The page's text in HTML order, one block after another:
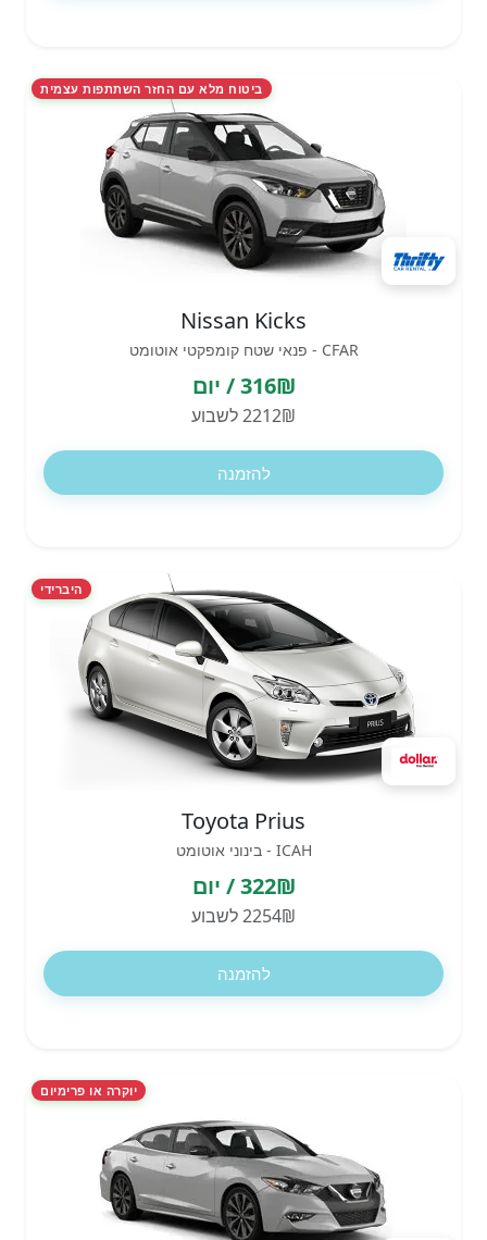
ביטוח מלא עם החזר השתתפות עצמית
Nissan Kicks
CFAR - פנאי שטח קומפקטי אוטומט
316₪ / יום
2212₪ לשבוע
להזמנה
היברידי
Toyota Prius
ICAH - בינוני אוטומט
322₪ / יום
2254₪ לשבוע
להזמנה
יוקרה או פרימיום